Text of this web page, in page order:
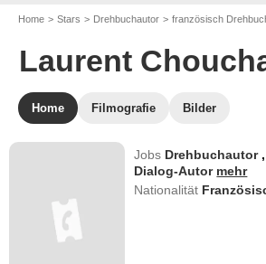
Home Stars Drehbuchautor französisch
Laurent
Home Filmografie Bilder
Jobs Drehbuchautor
Dialog-Autor mehr
Nationalität